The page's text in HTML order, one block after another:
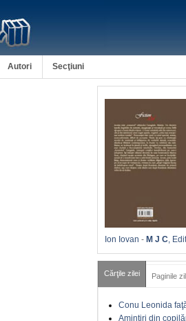
Autori Secţiuni
Ion Iovan - M J C,
Cărţile zilei Paginile
Conu Leonida
Amintiri din